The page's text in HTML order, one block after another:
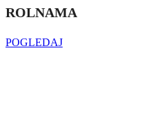
ROLNAMA
POGLEDAJ